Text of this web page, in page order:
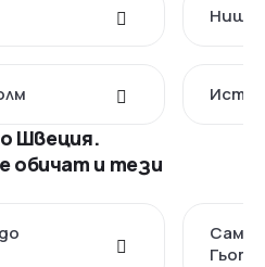
Ниш -
Швеция.
обичат и тези